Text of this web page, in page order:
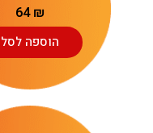
64₪
הוספה לסל